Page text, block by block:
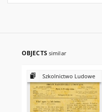
OBJECTS similar
Szkolnictwo Ludowe